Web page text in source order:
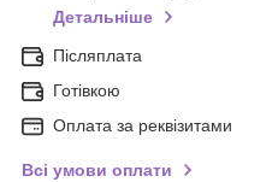
Детальніше
Післяплата
Готівкою
Оплата за реквізитами
Всі умови оплати